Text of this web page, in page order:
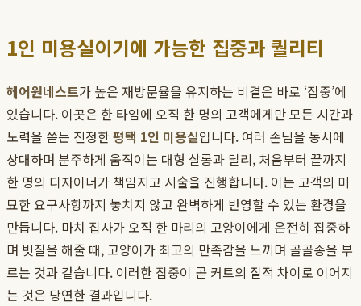
1인 미용실이기에 가능한 집중과 퀄리티
헤어원네스트가 높은 재방문율을 유지하는 비결은 바로 ‘집중’에
있습니다. 이곳은 한 타임에 오직 한 명의 고객에게만 모든 시간과
노력을 쏟는 진정한평택 1인 미용실입니다. 여러 손님을 동시에
상대하며 분주하게 움직이는 대형 살롱과 달리, 처음부터 끝까지
한 명의 디자이너가 책임지고 시술을 진행합니다. 이는 고객의 미
묘한 요구사항까지 놓치지 않고 완벽하게 반영할 수 있는 환경을
만듭니다. 마치 집사가 오직 한 마리의 고양이에게 온전히 집중하
며 빗질을 해줄 때, 고양이가 최고의 만족감을 느끼며 골골송을 부
르는 것과 같습니다. 이러한 집중이 곧 커트의 질적 차이로 이어지
는 것은 당연한 결과입니다.